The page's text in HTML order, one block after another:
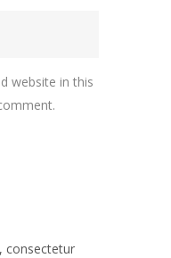
website in this
consectetur